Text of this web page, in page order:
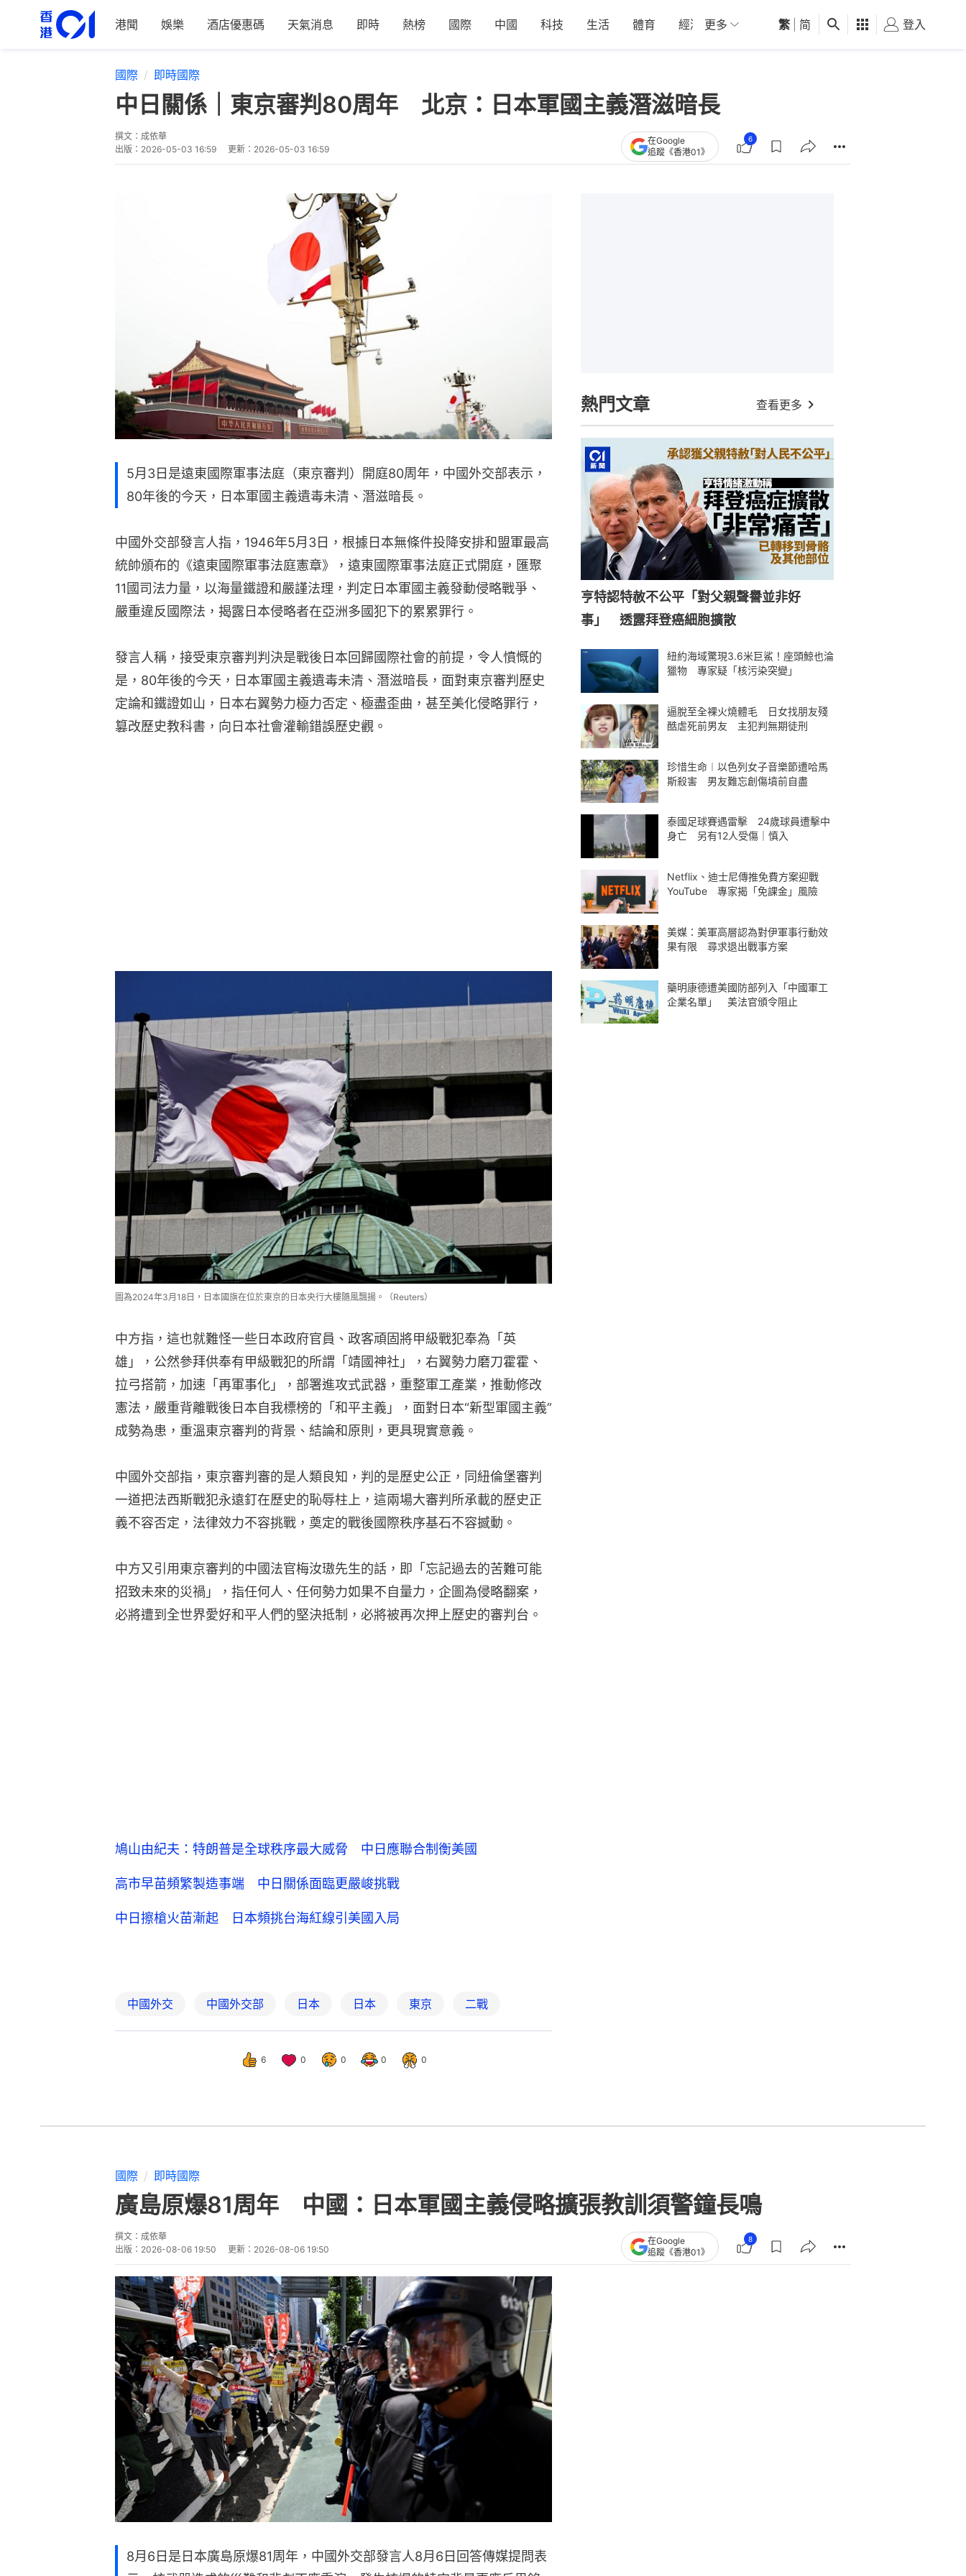
港聞 娛樂 酒店優惠碼 天氣消息 即時 熱榜 國際 中國 科技 生活 體育 經濟 01深圳 觀點 健康 好食玩飛
更多 繁 简 登入
國際 即時國際
中日關係｜東京審判80周年 北京：日本軍國主義潛滋暗長
撰文： 成依華
出版： 2026-05-03 16:59 更新： 2026-05-03 16:59
在Google
追蹤《香港01》
6
5月3日是遠東國際軍事法庭（東京審判）開庭80周年，中國外交部表示，
80年後的今天，日本軍國主義遺毒未清、潛滋暗長。
中國外交部發言人指，1946年5月3日，根據日本無條件投降安排和盟軍最高
統帥頒布的《遠東國際軍事法庭憲章》，遠東國際軍事法庭正式開庭，匯聚
11國司法力量，以海量鐵證和嚴謹法理，判定日本軍國主義發動侵略戰爭、
嚴重違反國際法，揭露日本侵略者在亞洲多國犯下的累累罪行。
發言人稱，接受東京審判判決是戰後日本回歸國際社會的前提，令人憤慨的
是，80年後的今天，日本軍國主義遺毒未清、潛滋暗長，面對東京審判歷史
定論和鐵證如山，日本右翼勢力極力否定、極盡歪曲，甚至美化侵略罪行，
篡改歷史教科書，向日本社會灌輸錯誤歷史觀。
圖為2024年3月18日，日本國旗在位於東京的日本央行大樓隨風飄揚。（Reuters）
中方指，這也就難怪一些日本政府官員、政客頑固將甲級戰犯奉為「英
雄」，公然參拜供奉有甲級戰犯的所謂「靖國神社」，右翼勢力磨刀霍霍、
拉弓搭箭，加速「再軍事化」，部署進攻式武器，重整軍工產業，推動修改
憲法，嚴重背離戰後日本自我標榜的「和平主義」，面對日本“新型軍國主義”
成勢為患，重溫東京審判的背景、結論和原則，更具現實意義。
中國外交部指，東京審判審的是人類良知，判的是歷史公正，同紐倫堡審判
一道把法西斯戰犯永遠釘在歷史的恥辱柱上，這兩場大審判所承載的歷史正
義不容否定，法律效力不容挑戰，奠定的戰後國際秩序基石不容撼動。
中方又引用東京審判的中國法官梅汝璈先生的話，即「忘記過去的苦難可能
招致未來的災禍」，指任何人、任何勢力如果不自量力，企圖為侵略翻案，
必將遭到全世界愛好和平人們的堅決抵制，必將被再次押上歷史的審判台。
鳩山由紀夫：特朗普是全球秩序最大威脅 中日應聯合制衡美國
高市早苗頻繁製造事端 中日關係面臨更嚴峻挑戰
中日擦槍火苗漸起 日本頻挑台海紅線引美國入局
中國外交 中國外交部 日本 日本 東京 二戰
6 0 0 0 0
熱門文章 查看更多
亨特認特赦不公平「對父親聲譽並非好
事」 透露拜登癌細胞擴散
紐約海域驚現3.6米巨鯊！座頭鯨也淪
獵物 專家疑「核污染突變」
逼脫至全裸火燒體毛 日女找朋友殘
酷虐死前男友 主犯判無期徒刑
珍惜生命︱以色列女子音樂節遭哈馬
斯殺害 男友難忘創傷墳前自盡
泰國足球賽遇雷擊 24歲球員遭擊中
身亡 另有12人受傷｜慎入
Netflix、迪士尼傳推免費方案迎戰
YouTube 專家揭「免課金」風險
美媒：美軍高層認為對伊軍事行動效
果有限 尋求退出戰事方案
藥明康德遭美國防部列入「中國軍工
企業名單」 美法官頒令阻止
國際 即時國際
廣島原爆81周年 中國：日本軍國主義侵略擴張教訓須警鐘長鳴
撰文： 成依華
出版： 2026-08-06 19:50 更新： 2026-08-06 19:50
在Google
追蹤《香港01》
8
8月6日是日本廣島原爆81周年，中國外交部發言人8月6日回答傳媒提問表